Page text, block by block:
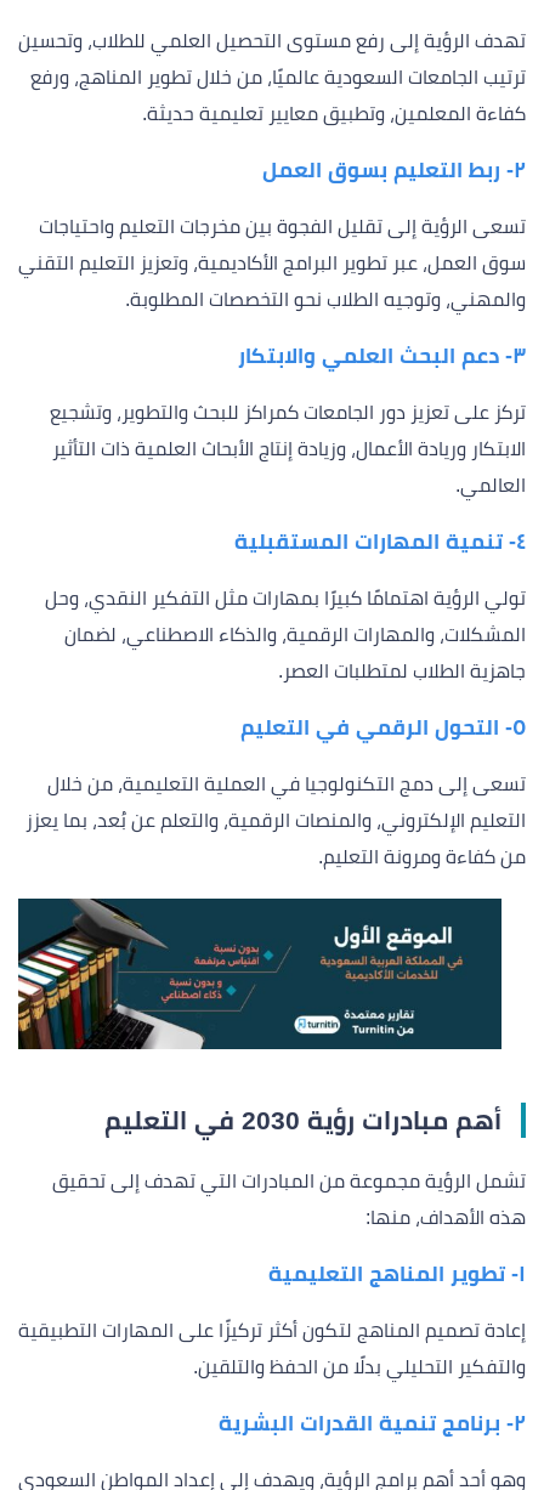
تهدف الرؤية إلى رفع مستوى التحصيل العلمي للطلاب، وتحسين
ترتيب الجامعات السعودية عالميًا، من خلال تطوير المناهج، ورفع
كفاءة المعلمين، وتطبيق معايير تعليمية حديثة.
٢- ربط التعليم بسوق العمل
تسعى الرؤية إلى تقليل الفجوة بين مخرجات التعليم واحتياجات
سوق العمل، عبر تطوير البرامج الأكاديمية، وتعزيز التعليم التقني
والمهني، وتوجيه الطلاب نحو التخصصات المطلوبة.
٣- دعم البحث العلمي والابتكار
تركز على تعزيز دور الجامعات كمراكز للبحث والتطوير، وتشجيع
الابتكار وريادة الأعمال، وزيادة إنتاج الأبحاث العلمية ذات التأثير
العالمي.
٤- تنمية المهارات المستقبلية
تولي الرؤية اهتمامًا كبيرًا بمهارات مثل التفكير النقدي، وحل
المشكلات، والمهارات الرقمية، والذكاء الاصطناعي، لضمان
جاهزية الطلاب لمتطلبات العصر.
٥- التحول الرقمي في التعليم
تسعى إلى دمج التكنولوجيا في العملية التعليمية، من خلال
التعليم الإلكتروني، والمنصات الرقمية، والتعلم عن بُعد، بما يعزز
من كفاءة ومرونة التعليم.
أهم مبادرات رؤية 2030 في التعليم
تشمل الرؤية مجموعة من المبادرات التي تهدف إلى تحقيق
هذه الأهداف، منها:
١- تطوير المناهج التعليمية
إعادة تصميم المناهج لتكون أكثر تركيزًا على المهارات التطبيقية
والتفكير التحليلي بدلًا من الحفظ والتلقين.
٢- برنامج تنمية القدرات البشرية
وهو أحد أهم برامج الرؤية، ويهدف إلى إعداد المواطن السعودي